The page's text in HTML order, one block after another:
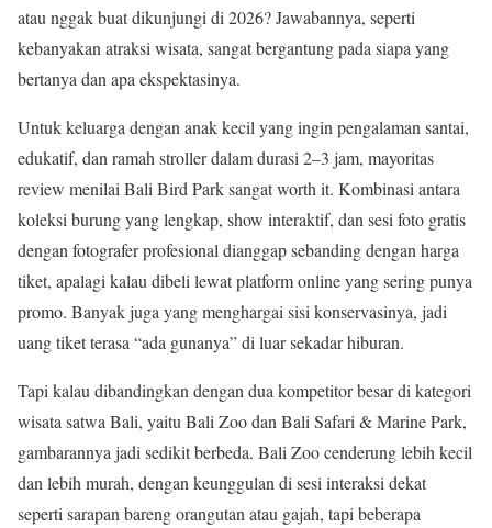
atau nggak buat dikunjungi di 2026? Jawabannya, seperti
kebanyakan atraksi wisata, sangat bergantung pada siapa yang
bertanya dan apa ekspektasinya.
Untuk keluarga dengan anak kecil yang ingin pengalaman santai,
edukatif, dan ramah stroller dalam durasi 2–3 jam, mayoritas
review menilai Bali Bird Park sangat worth it. Kombinasi antara
koleksi burung yang lengkap, show interaktif, dan sesi foto gratis
dengan fotografer profesional dianggap sebanding dengan harga
tiket, apalagi kalau dibeli lewat platform online yang sering punya
promo. Banyak juga yang menghargai sisi konservasinya, jadi
uang tiket terasa “ada gunanya” di luar sekadar hiburan.
Tapi kalau dibandingkan dengan dua kompetitor besar di kategori
wisata satwa Bali, yaitu Bali Zoo dan Bali Safari & Marine Park,
gambarannya jadi sedikit berbeda. Bali Zoo cenderung lebih kecil
dan lebih murah, dengan keunggulan di sesi interaksi dekat
seperti sarapan bareng orangutan atau gajah, tapi beberapa